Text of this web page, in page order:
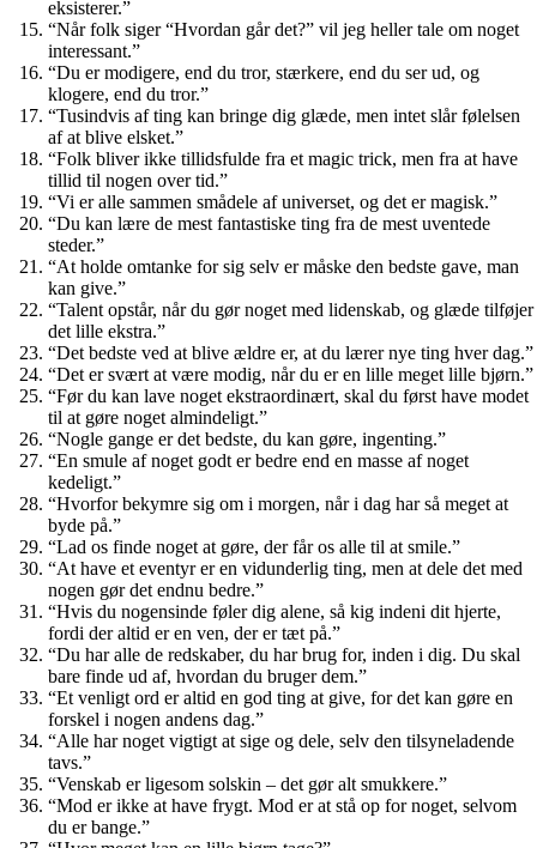
eksisterer.”
“Når folk siger “Hvordan går det?” vil jeg heller tale om noget
interessant.”
“Du er modigere, end du tror, ​​stærkere, end du ser ud, og
klogere, end du tror.”
“Tusindvis af ting kan bringe dig glæde, men intet slår følelsen
af ​​at blive elsket.”
“Folk bliver ikke tillidsfulde fra et magic trick, men fra at have
tillid til nogen over tid.”
“Vi er alle sammen smådele af universet, og det er magisk.”
“Du kan lære de mest fantastiske ting fra de mest uventede
steder.”
“At holde omtanke for sig selv er måske den bedste gave, man
kan give.”
“Talent opstår, når du gør noget med lidenskab, og glæde tilføjer
det lille ekstra.”
“Det bedste ved at blive ældre er, at du lærer nye ting hver dag.”
“Det er svært at være modig, når du er en lille meget lille bjørn.”
“Før du kan lave noget ekstraordinært, skal du først have modet
til at gøre noget almindeligt.”
“Nogle gange er det bedste, du kan gøre, ingenting.”
“En smule af noget godt er bedre end en masse af noget
kedeligt.”
“Hvorfor bekymre sig om i morgen, når i dag har så meget at
byde på.”
“Lad os finde noget at gøre, der får os alle til at smile.”
“At have et eventyr er en vidunderlig ting, men at dele det med
nogen gør det endnu bedre.”
“Hvis du nogensinde føler dig alene, så kig indeni dit hjerte,
fordi der altid er en ven, der er tæt på.”
“Du har alle de redskaber, du har brug for, inden i dig. Du skal
bare finde ud af, hvordan du bruger dem.”
“Et venligt ord er altid en god ting at give, for det kan gøre en
forskel i nogen andens dag.”
“Alle har noget vigtigt at sige og dele, selv den tilsyneladende
tavs.”
“Venskab er ligesom solskin – det gør alt smukkere.”
“Mod er ikke at have frygt. Mod er at stå op for noget, selvom
du er bange.”